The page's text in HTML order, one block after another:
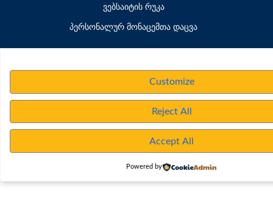
ვებსაიტის რუკა
პერსონალურ მონაცემთა დაცვა
Customize
Reject All
Accept All
Powered by